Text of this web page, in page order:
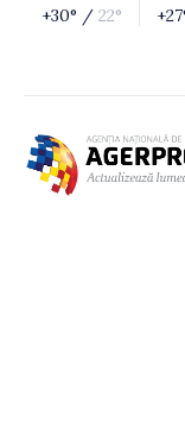
+30° / 22°